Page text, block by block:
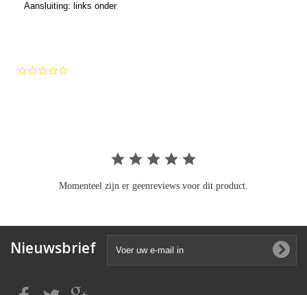
Aansluiting: links onder
Momenteel zijn er geenreviews voor dit product.
Nieuwsbrief